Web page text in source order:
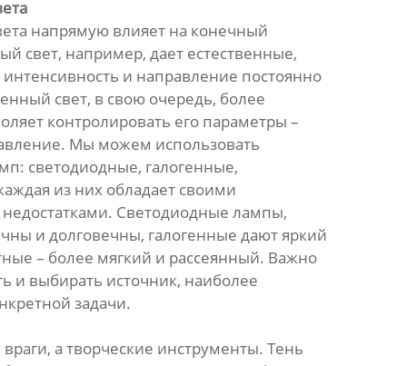
напрямую влияет на конечный
свет, например, дает естественные,
и направление постоянно
свет, в свою очередь, более
контролировать его параметры –
Мы можем использовать
светодиодные, галогенные,
из них обладает своими
Светодиодные лампы,
и долговечны, галогенные дают яркий
– более мягкий и рассеянный. Важно
и выбирать источник, наиболее
задачи.
враги, а творческие инструменты. Тень